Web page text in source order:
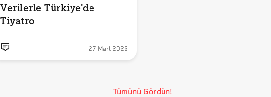
Verilerle Türkiye'de
Tiyatro
27 Mart 2026
Tümünü Gördün!